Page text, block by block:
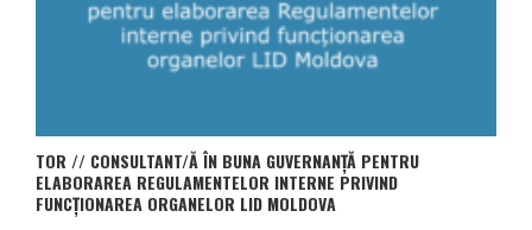
TOR // CONSULTANT/Ă ÎN BUNA GUVERNANȚĂ PENTRU
ELABORAREA REGULAMENTELOR INTERNE PRIVIND
FUNCȚIONAREA ORGANELOR LID MOLDOVA